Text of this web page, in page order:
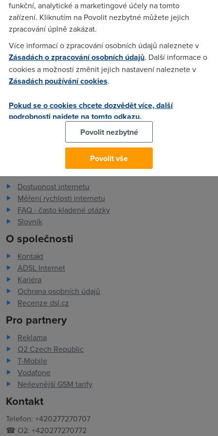
kterej chci killnout (vubec se nedostanu do telnet rozhrani)
poradte mi pls, treba je to jen kokotina (nejspis), ale otazka
"which session u want to kill" se mi vubec nelibi :) dikec
Anonym (30.3.2004 16:30:28)
co takhle zkusit vystoupit a nastoupit? Tedy, vypnout a
Pro zákazníky
Dostupnost internetu
Měření rychlosti internetu
FAQ - často kladené otázky
Slovník
O společnosti
Kontakt
ADSL Internet
Kariéra
Ochrana osobních údajů
Recenze dsl.cz
Pro partnery
Reklama
O2 Czech Republic
T-Mobile
Vodafone
Nejlevnější GSM tarify
Kontakt
Telefon: +420277270707
☎ O2: +420277270772
funkční, analytické a marketingové účely na tomto
zařízení. Kliknutím na Povolit nezbytné můžete jejich
zpracování úplně zakázat.
Více informací o zpracování osobních údajů naleznete v
Zásadách o zpracování osobních údajů. Další informace o
cookies a možnosti změnit jejich nastavení naleznete v
Zásadách používání cookies.
Pokud se o cookies chcete dozvědět více, další
podrobnosti najdete na tomto odkazu.
Povolit nezbytné
Povolit vše